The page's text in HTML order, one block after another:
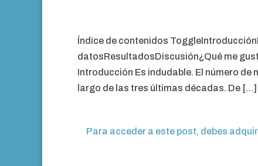
Índice de contenidos
datosResultadosDiscusión¿Qué me
Introducción Es indudable. El número
largo de las tres últimas décadas. De […]
Para acceder a este post, debes